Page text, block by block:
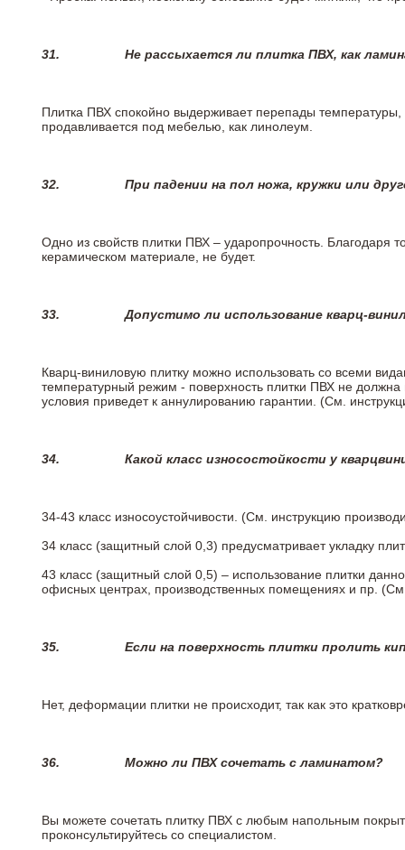
31. Не рассыхается ли плитка ПВХ, как
Плитка ПВХ спокойно выдерживает перепады температуры,
продавливается под мебелью, как линолеум.
32. При падении на пол ножа, кружки или
Одно из свойств плитки ПВХ – ударопрочность. Благодаря
керамическом материале, не будет.
33.Допустимо ли использование кварц-
Кварц-виниловую плитку можно использовать со всеми
температурный режим - поверхность плитки ПВХ не
условия приведет к аннулированию гарантии. (См.
34. Какой класс износостойкости у
34-43 класс износоустойчивости. (См. инструкцию
34 класс (защитный слой 0,3) предусматривает укладку
43 класс (защитный слой 0,5) – использование плитки
офисных центрах, производственных помещениях и пр.
35. Если на поверхность плитки пролить
Нет, деформации плитки не происходит, так как это
36. Можно ли ПВХ сочетать с ламинатом?
Вы можете сочетать плитку ПВХ с любым напольным
проконсультируйтесь со специалистом.